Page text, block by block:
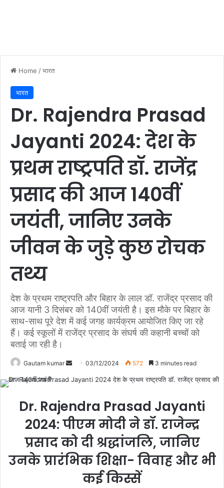
Home /भारत
भारत
Dr. Rajendra Prasad
Jayanti 2024: देश के
प्रथम राष्ट्रपति डॉ. राजेंद्र
प्रसाद की आज 140वीं
जयंती, जानिए उनके
जीवन के जुड़े कुछ रोचक
तथ्य
देश के प्रथम राष्ट्रपति और बिहार के लाल डॉ. राजेंद्र प्रसाद की
आज यानी 3 दिसंबर को 140वीं जयंती है। इस मौके पर बिहार के
साथ-साथ पूरे देश में कई जगह कार्यक्रम आयोजित किए जा रहे
हैं। कई स्कूलों में राजेंद्र प्रसाद के संघर्ष की कहानी बच्चों को
बताई जा रही है।
Gautam kumar
a
n
e
m
a
03/12/2024 572 3 minutes read
Dr. Rajendra Prasad Jayanti
2024: पीएम मोदी ने डॉ. राजेन्द्र
प्रसाद को दी श्रद्धांजलि, जानिए
उनके प्रारंभिक शिक्षा- विवाह और भी
कई किस्सें